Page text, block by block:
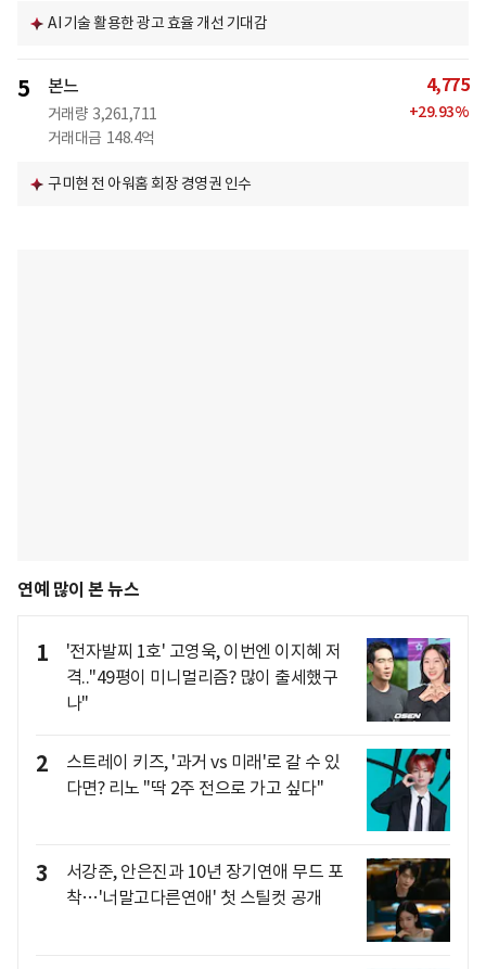
AI 기술 활용한 광고 효율 개선 기대감
5 본느
거래량 3,261,711
거래대금 148.4억
4,775
+29.93%
구미현 전 아워홈 회장 경영권 인수
연예 많이 본 뉴스
1
'전자발찌 1호' 고영욱, 이번엔 이지혜 저
격.."49평이 미니멀리즘? 많이 출세했구
나"
2
스트레이 키즈, '과거 vs 미래'로 갈 수 있
다면? 리노 "딱 2주 전으로 가고 싶다"
3
서강준, 안은진과 10년 장기연애 무드 포
착…'너말고다른연애' 첫 스틸컷 공개